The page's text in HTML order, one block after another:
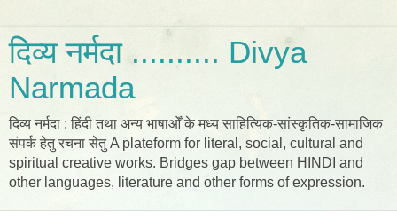
दिव्य नर्मदा .......... Divya
Narmada
दिव्य नर्मदा : हिंदी तथा अन्य भाषाओँ के मध्य साहित्यिक-सांस्कृतिक-सामाजिक
संपर्क हेतु रचना सेतु A plateform for literal, social, cultural and
spiritual creative works. Bridges gap between HINDI and
other languages, literature and other forms of expression.